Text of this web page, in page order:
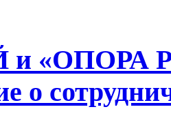
«ОПОРА
о